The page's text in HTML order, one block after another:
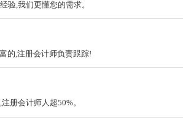
验,我们更懂您的需求。
的,注册会计师负责跟踪!
册会计师人超50%。